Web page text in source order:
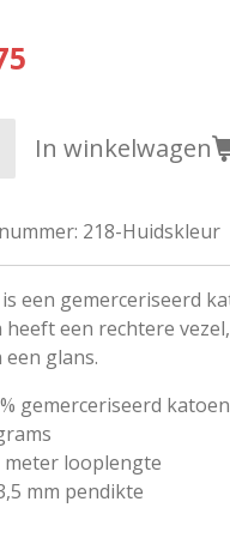
In winkelwagen
218-Huidskleur
is een gemerceriseerd
heeft een rechtere
glans.
gemerceriseerd
meter looplengte
mm pendikte